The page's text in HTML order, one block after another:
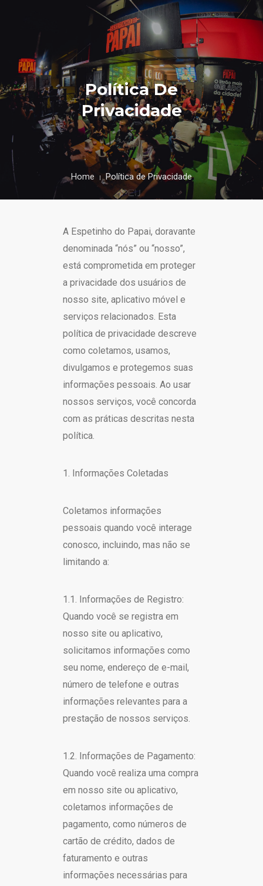
Política De
Privacidade
Home Política de Privacidade
A Espetinho do Papai, doravante
denominada “nós” ou “nosso”,
está comprometida em proteger
a privacidade dos usuários de
nosso site, aplicativo móvel e
serviços relacionados. Esta
política de privacidade descreve
como coletamos, usamos,
divulgamos e protegemos suas
informações pessoais. Ao usar
nossos serviços, você concorda
com as práticas descritas nesta
política.
1. Informações Coletadas
Coletamos informações
pessoais quando você interage
conosco, incluindo, mas não se
limitando a:
1.1. Informações de Registro:
Quando você se registra em
nosso site ou aplicativo,
solicitamos informações como
seu nome, endereço de e-mail,
número de telefone e outras
informações relevantes para a
prestação de nossos serviços.
1.2. Informações de Pagamento:
Quando você realiza uma compra
em nosso site ou aplicativo,
coletamos informações de
pagamento, como números de
cartão de crédito, dados de
faturamento e outras
informações necessárias para